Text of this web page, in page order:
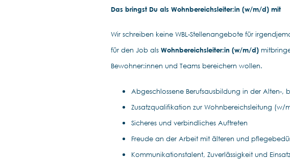
Das bringst Du als Wohnbereichsleiter:in (w/m/d) mit
Wir schreiben keine WBL-Stellenangebote für
für den Job als Wohnbereichsleiter:in (w/m/d)
Bewohner:innen und Teams bereichern wollen.
Abgeschlossene Berufsausbildung in der Alten-,
Zusatzqualifikation zur Wohnbereichsleitung (w/
Sicheres und verbindliches Auftreten
Freude an der Arbeit mit älteren und
Kommunikationstalent, Zuverlässigkeit und